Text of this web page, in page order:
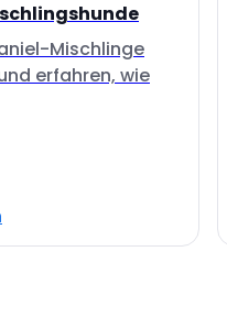
Mischlinge
erfahren, wie